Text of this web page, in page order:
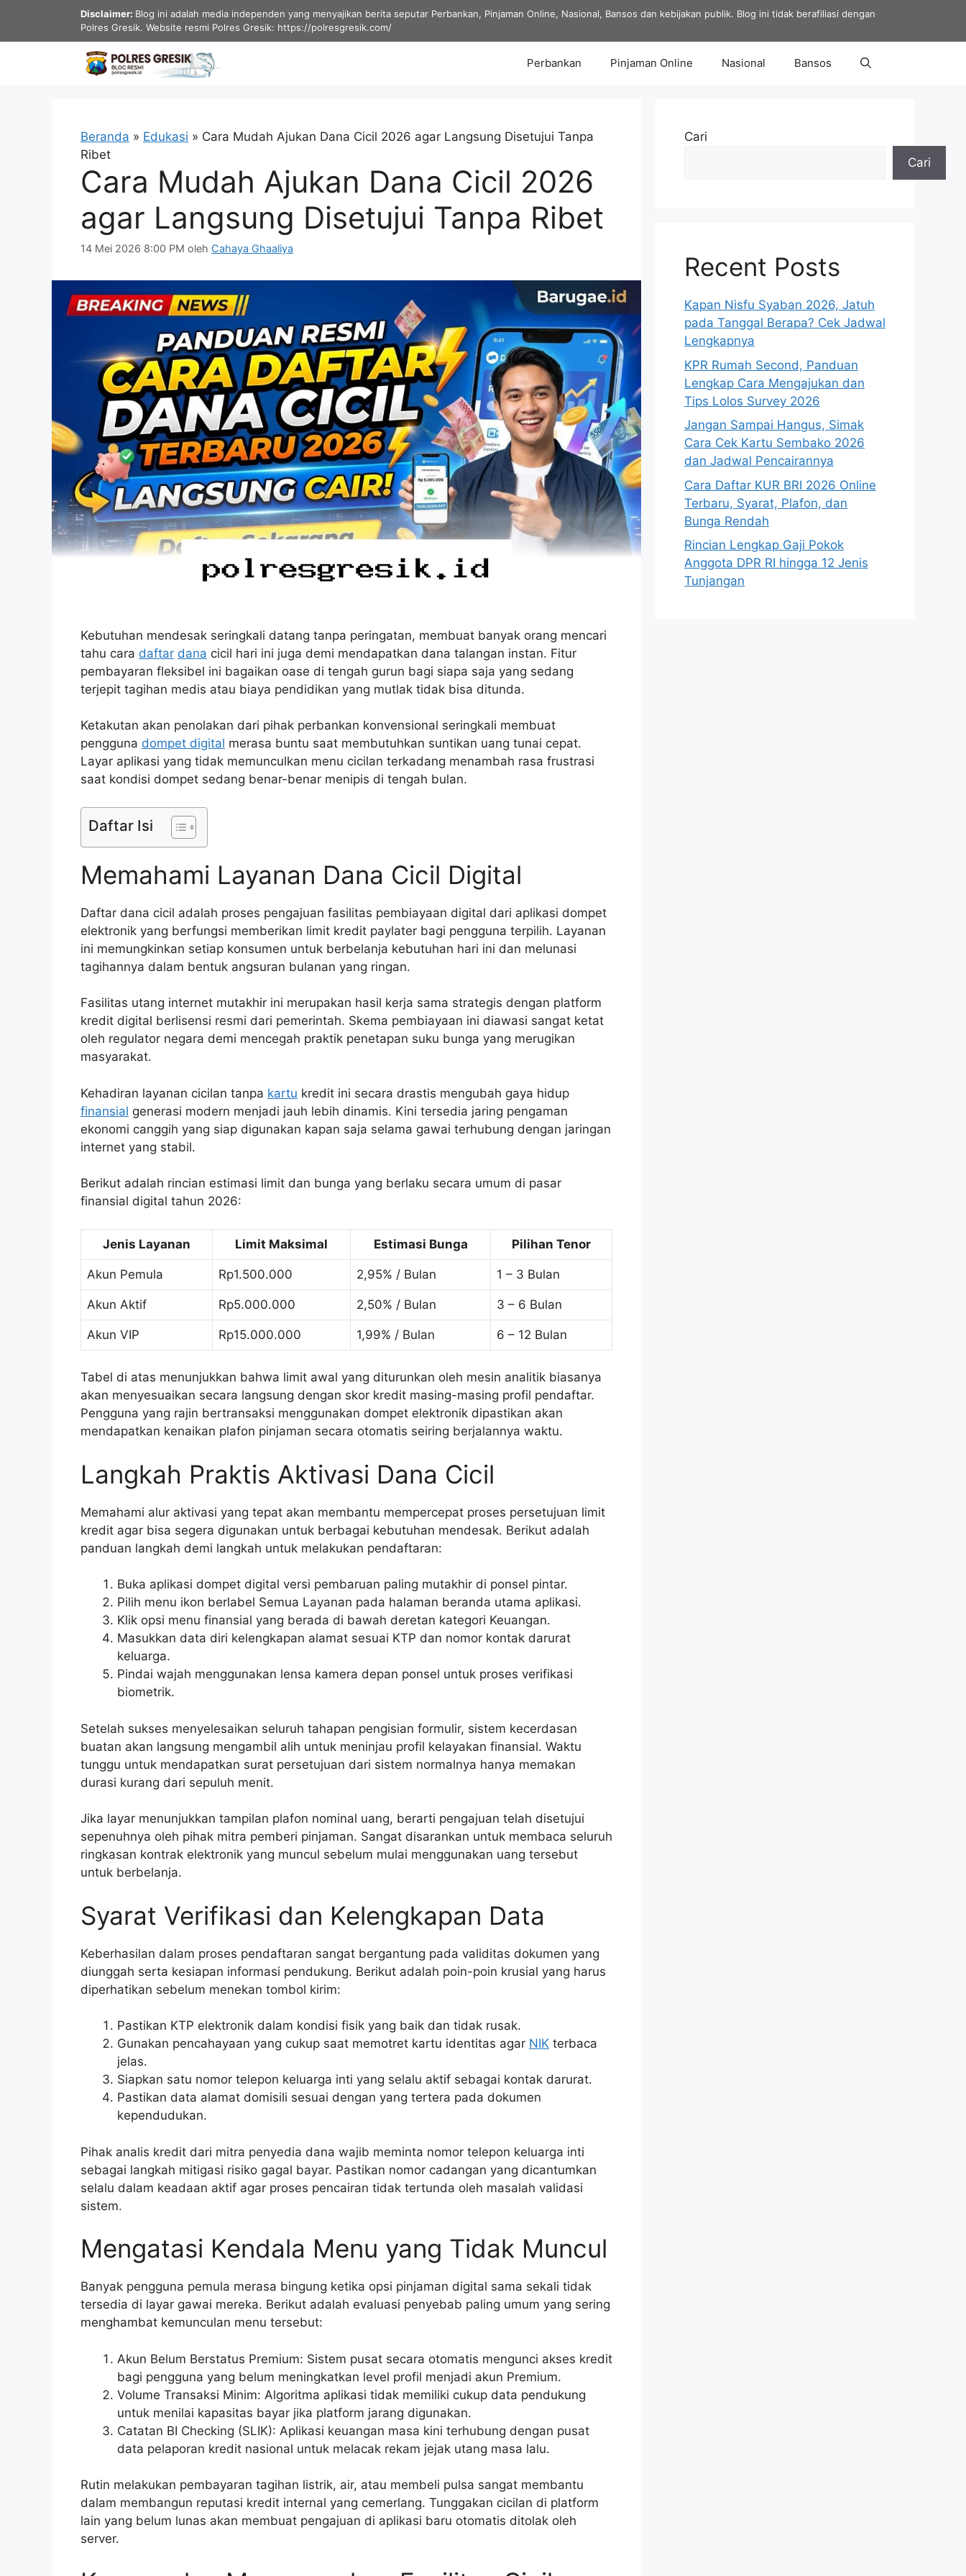
isi
Disclaimer: Blog ini adalah media independen yang menyajikan berita seputar Perbankan, Pinjaman Online, Nasional, Bansos dan kebijakan publik. Blog ini tidak berafiliasi dengan
Polres Gresik. Website resmi Polres Gresik: https://polresgresik.com/
Perbankan Pinjaman Online Nasional Bansos
Beranda » Edukasi » Cara Mudah Ajukan Dana Cicil 2026 agar Langsung Disetujui Tanpa
Ribet
Cara Mudah Ajukan Dana Cicil 2026
agar Langsung Disetujui Tanpa Ribet
14 Mei 2026 8:00 PM oleh Cahaya Ghaaliya
Kebutuhan mendesak seringkali datang tanpa peringatan, membuat banyak orang mencari
tahu cara daftar dana cicil hari ini juga demi mendapatkan dana talangan instan. Fitur
pembayaran fleksibel ini bagaikan oase di tengah gurun bagi siapa saja yang sedang
terjepit tagihan medis atau biaya pendidikan yang mutlak tidak bisa ditunda.
Ketakutan akan penolakan dari pihak perbankan konvensional seringkali membuat
pengguna dompet digital merasa buntu saat membutuhkan suntikan uang tunai cepat.
Layar aplikasi yang tidak memunculkan menu cicilan terkadang menambah rasa frustrasi
saat kondisi dompet sedang benar-benar menipis di tengah bulan.
Daftar Isi
Memahami Layanan Dana Cicil Digital
Daftar dana cicil adalah proses pengajuan fasilitas pembiayaan digital dari aplikasi dompet
elektronik yang berfungsi memberikan limit kredit paylater bagi pengguna terpilih. Layanan
ini memungkinkan setiap konsumen untuk berbelanja kebutuhan hari ini dan melunasi
tagihannya dalam bentuk angsuran bulanan yang ringan.
Fasilitas utang internet mutakhir ini merupakan hasil kerja sama strategis dengan platform
kredit digital berlisensi resmi dari pemerintah. Skema pembiayaan ini diawasi sangat ketat
oleh regulator negara demi mencegah praktik penetapan suku bunga yang merugikan
masyarakat.
Kehadiran layanan cicilan tanpa kartu kredit ini secara drastis mengubah gaya hidup
finansial generasi modern menjadi jauh lebih dinamis. Kini tersedia jaring pengaman
ekonomi canggih yang siap digunakan kapan saja selama gawai terhubung dengan jaringan
internet yang stabil.
Berikut adalah rincian estimasi limit dan bunga yang berlaku secara umum di pasar
finansial digital tahun 2026:
Jenis Layanan Limit Maksimal Estimasi Bunga Pilihan Tenor
Akun Pemula Rp1.500.000 2,95% / Bulan 1 – 3 Bulan
Akun Aktif Rp5.000.000 2,50% / Bulan 3 – 6 Bulan
Akun VIP Rp15.000.000 1,99% / Bulan 6 – 12 Bulan
Tabel di atas menunjukkan bahwa limit awal yang diturunkan oleh mesin analitik biasanya
akan menyesuaikan secara langsung dengan skor kredit masing-masing profil pendaftar.
Pengguna yang rajin bertransaksi menggunakan dompet elektronik dipastikan akan
mendapatkan kenaikan plafon pinjaman secara otomatis seiring berjalannya waktu.
Langkah Praktis Aktivasi Dana Cicil
Memahami alur aktivasi yang tepat akan membantu mempercepat proses persetujuan limit
kredit agar bisa segera digunakan untuk berbagai kebutuhan mendesak. Berikut adalah
panduan langkah demi langkah untuk melakukan pendaftaran:
Buka aplikasi dompet digital versi pembaruan paling mutakhir di ponsel pintar.
Pilih menu ikon berlabel Semua Layanan pada halaman beranda utama aplikasi.
Klik opsi menu finansial yang berada di bawah deretan kategori Keuangan.
Masukkan data diri kelengkapan alamat sesuai KTP dan nomor kontak darurat
keluarga.
Pindai wajah menggunakan lensa kamera depan ponsel untuk proses verifikasi
biometrik.
Setelah sukses menyelesaikan seluruh tahapan pengisian formulir, sistem kecerdasan
buatan akan langsung mengambil alih untuk meninjau profil kelayakan finansial. Waktu
tunggu untuk mendapatkan surat persetujuan dari sistem normalnya hanya memakan
durasi kurang dari sepuluh menit.
Jika layar menunjukkan tampilan plafon nominal uang, berarti pengajuan telah disetujui
sepenuhnya oleh pihak mitra pemberi pinjaman. Sangat disarankan untuk membaca seluruh
ringkasan kontrak elektronik yang muncul sebelum mulai menggunakan uang tersebut
untuk berbelanja.
Syarat Verifikasi dan Kelengkapan Data
Keberhasilan dalam proses pendaftaran sangat bergantung pada validitas dokumen yang
diunggah serta kesiapan informasi pendukung. Berikut adalah poin-poin krusial yang harus
diperhatikan sebelum menekan tombol kirim:
Pastikan KTP elektronik dalam kondisi fisik yang baik dan tidak rusak.
Gunakan pencahayaan yang cukup saat memotret kartu identitas agar NIK terbaca
jelas.
Siapkan satu nomor telepon keluarga inti yang selalu aktif sebagai kontak darurat.
Pastikan data alamat domisili sesuai dengan yang tertera pada dokumen
kependudukan.
Pihak analis kredit dari mitra penyedia dana wajib meminta nomor telepon keluarga inti
sebagai langkah mitigasi risiko gagal bayar. Pastikan nomor cadangan yang dicantumkan
selalu dalam keadaan aktif agar proses pencairan tidak tertunda oleh masalah validasi
sistem.
Mengatasi Kendala Menu yang Tidak Muncul
Banyak pengguna pemula merasa bingung ketika opsi pinjaman digital sama sekali tidak
tersedia di layar gawai mereka. Berikut adalah evaluasi penyebab paling umum yang sering
menghambat kemunculan menu tersebut:
Akun Belum Berstatus Premium: Sistem pusat secara otomatis mengunci akses kredit
bagi pengguna yang belum meningkatkan level profil menjadi akun Premium.
Volume Transaksi Minim: Algoritma aplikasi tidak memiliki cukup data pendukung
untuk menilai kapasitas bayar jika platform jarang digunakan.
Catatan BI Checking (SLIK): Aplikasi keuangan masa kini terhubung dengan pusat
data pelaporan kredit nasional untuk melacak rekam jejak utang masa lalu.
Rutin melakukan pembayaran tagihan listrik, air, atau membeli pulsa sangat membantu
dalam membangun reputasi kredit internal yang cemerlang. Tunggakan cicilan di platform
lain yang belum lunas akan membuat pengajuan di aplikasi baru otomatis ditolak oleh
server.
Cari
Cari
Recent Posts
Kapan Nisfu Syaban 2026, Jatuh
pada Tanggal Berapa? Cek Jadwal
Lengkapnya
KPR Rumah Second, Panduan
Lengkap Cara Mengajukan dan
Tips Lolos Survey 2026
Jangan Sampai Hangus, Simak
Cara Cek Kartu Sembako 2026
dan Jadwal Pencairannya
Cara Daftar KUR BRI 2026 Online
Terbaru, Syarat, Plafon, dan
Bunga Rendah
Rincian Lengkap Gaji Pokok
Anggota DPR RI hingga 12 Jenis
Tunjangan